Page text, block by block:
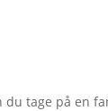
du tage på en